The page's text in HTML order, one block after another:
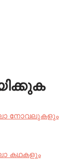
നോവലുകളും
കഥകളും